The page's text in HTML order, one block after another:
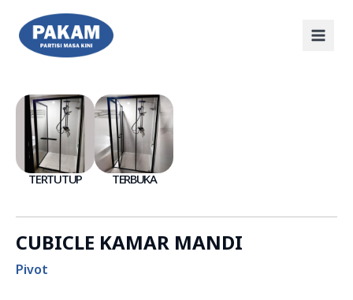
TERTUTUP TERBUKA
CUBICLE KAMAR MANDI
Pivot